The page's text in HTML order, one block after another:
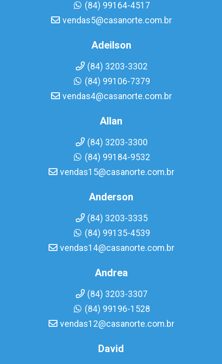
(84) 99164-4517
vendas5@casanorte.com.br
Adeilson
(84) 3203-3302
(84) 99106-7379
vendas4@casanorte.com.br
Allan
(84) 3203-3300
(84) 99184-9532
vendas15@casanorte.com.br
Anderson
(84) 3203-3335
(84) 99135-4539
vendas14@casanorte.com.br
Andrea
(84) 3203-3307
(84) 99196-1528
vendas12@casanorte.com.br
David